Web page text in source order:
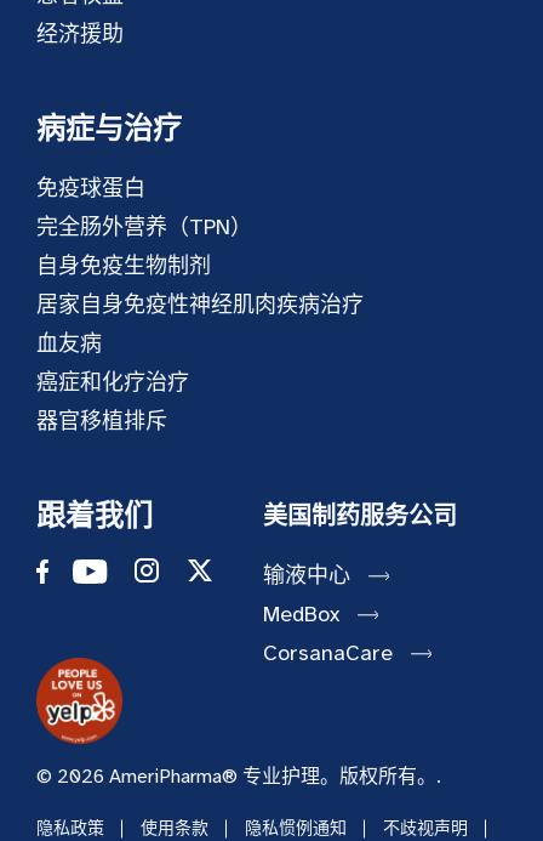
经济援助
病症与治疗
免疫球蛋白
完全肠外营养（TPN）
自身免疫生物制剂
居家自身免疫性神经肌肉疾病治疗
血友病
癌症和化疗治疗
器官移植排斥
跟着我们 美国制药服务公司
输液中心
MedBox
CorsanaCare
© 2026 AmeriPharma® 专业护理。版权所有。.
隐私政策 使用条款 隐私惯例通知 不歧视声明